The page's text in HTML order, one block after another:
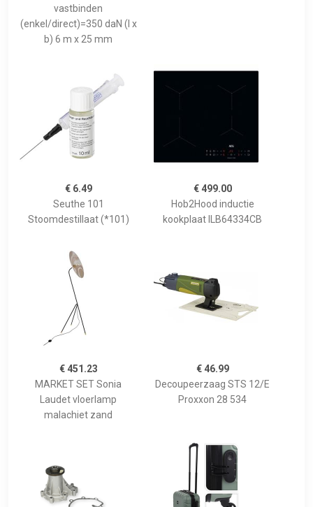
vastbinden
(enkel/direct)=350 daN (l x
b) 6 m x 25 mm
€ 6.49
Seuthe 101
Stoomdestillaat (*101)
€ 499.00
Hob2Hood inductie
kookplaat ILB64334CB
€ 451.23
MARKET SET Sonia
Laudet vloerlamp
malachiet zand
€ 46.99
Decoupeerzaag STS 12/E
Proxxon 28 534